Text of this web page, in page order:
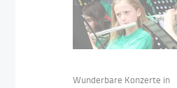
Wunderbare Konzerte in